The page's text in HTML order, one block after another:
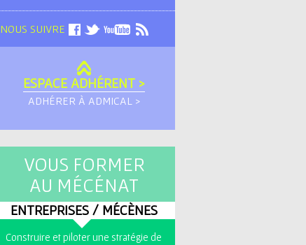
NOUS SUIVRE
ESPACE ADHÉRENT >
ADHÉRER À ADMICAL >
VOUS FORMER
AU MÉCÉNAT
ENTREPRISES / MÉCÈNES
Construire et piloter une stratégie de